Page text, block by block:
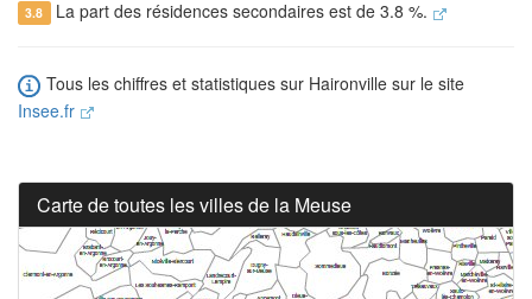
3.8 La part des résidences secondaires est de 3.8 %.
Tous les chiffres et statistiques sur Haironville sur le site
Insee.fr
Carte de toutes les villes de la Meuse